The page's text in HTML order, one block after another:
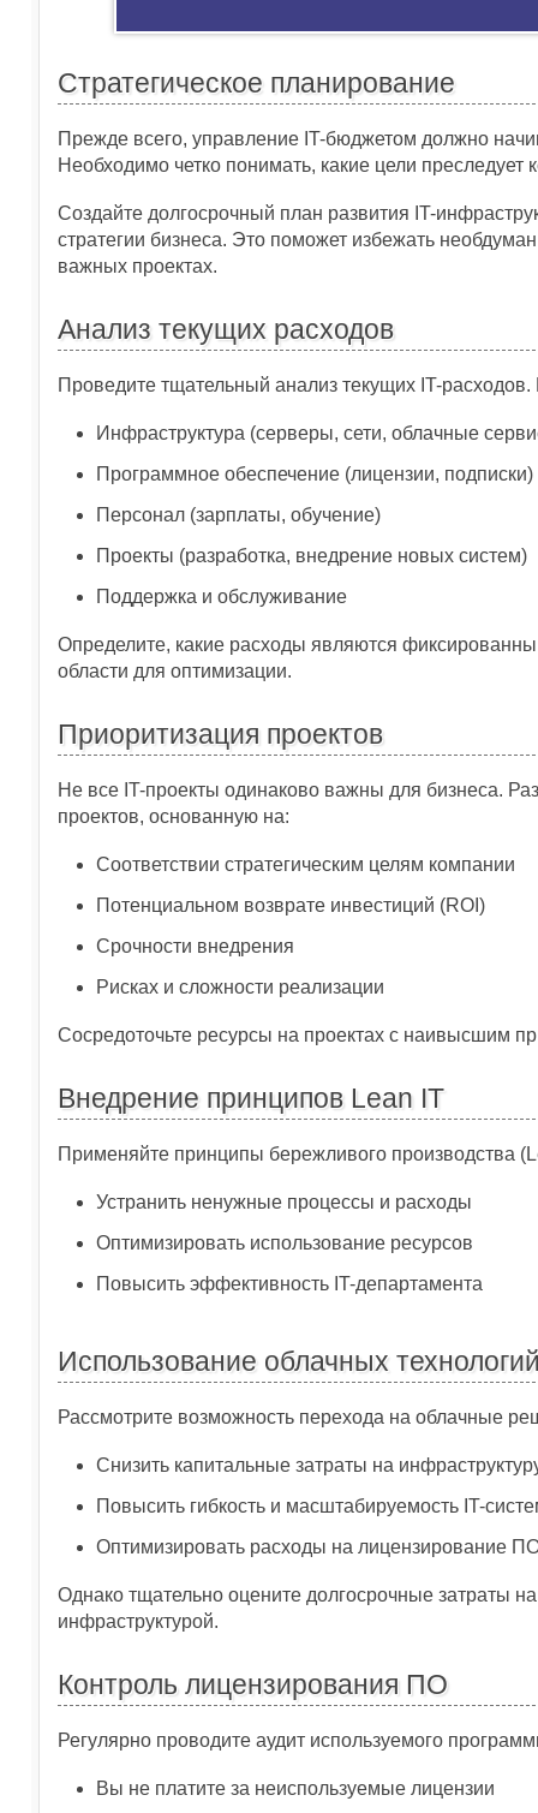
Стратегическое планирование
Прежде всего, управление IT-бюджетом должно
Необходимо четко понимать, какие цели
Создайте долгосрочный план развития IT-
стратегии бизнеса. Это поможет избежать
важных проектах.
Анализ текущих расходов
Проведите тщательный анализ текущих IT-расходов.
Инфраструктура (серверы, сети, облачные
Программное обеспечение (лицензии, подписки)
Персонал (зарплаты, обучение)
Проекты (разработка, внедрение новых систем)
Поддержка и обслуживание
Определите, какие расходы являются
области для оптимизации.
Приоритизация проектов
Не все IT-проекты одинаково важны для бизнеса.
проектов, основанную на:
Соответствии стратегическим целям компании
Потенциальном возврате инвестиций (ROI)
Срочности внедрения
Рисках и сложности реализации
Сосредоточьте ресурсы на проектах с наивысшим
Внедрение принципов Lean IT
Применяйте принципы бережливого производства
Устранить ненужные процессы и расходы
Оптимизировать использование ресурсов
Повысить эффективность IT-департамента
Использование облачных
Рассмотрите возможность перехода на облачные
Снизить капитальные затраты на
Повысить гибкость и масштабируемость IT-
Оптимизировать расходы на лицензирование
Однако тщательно оцените долгосрочные затраты
инфраструктурой.
Контроль лицензирования ПО
Регулярно проводите аудит используемого
Вы не платите за неиспользуемые лицензии